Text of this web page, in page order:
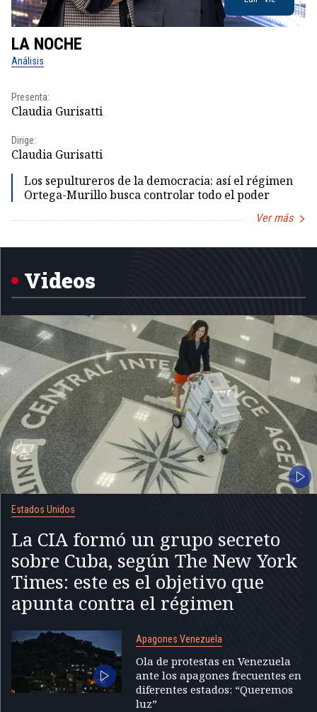
LA NOCHE
Análisis
Presenta:
Claudia Gurisatti
Dirige:
Claudia Gurisatti
Los sepultureros de la democracia: así el régimen
Ortega-Murillo busca controlar todo el poder
Ver más
1
Videos
Estados Unidos
La CIA formó un grupo secreto
sobre Cuba, según The New York
Times: este es el objetivo que
apunta contra el régimen
Apagones Venezuela
Ola de protestas en Venezuela
ante los apagones frecuentes en
diferentes estados: “Queremos
luz”